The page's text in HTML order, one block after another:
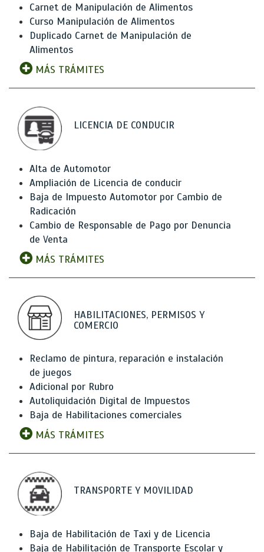
Carnet de Manipulación de Alimentos
Curso Manipulación de Alimentos
Duplicado Carnet de Manipulación de
Alimentos
MÁS TRÁMITES
LICENCIA DE CONDUCIR
Alta de Automotor
Ampliación de Licencia de conducir
Baja de Impuesto Automotor por Cambio de
Radicación
Cambio de Responsable de Pago por Denuncia
de Venta
MÁS TRÁMITES
HABILITACIONES, PERMISOS Y
COMERCIO
Reclamo de pintura, reparación e instalación
de juegos
Adicional por Rubro
Autoliquidación Digital de Impuestos
Baja de Habilitaciones comerciales
MÁS TRÁMITES
TRANSPORTE Y MOVILIDAD
Baja de Habilitación de Taxi y de Licencia
Baja de Habilitación de Transporte Escolar y